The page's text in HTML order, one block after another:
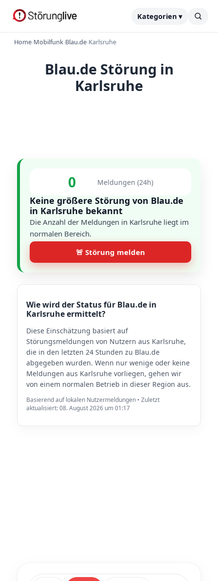
Kategorien ▾
Home›Mobilfunk›Blau.de›Karlsruhe
Blau.de Störung in
Karlsruhe
0 Meldungen (24h)
Keine größere Störung von Blau.de
in Karlsruhe bekannt
Die Anzahl der Meldungen in Karlsruhe liegt im
normalen Bereich.
🚨 Störung melden
Wie wird der Status für Blau.de in
Karlsruhe ermittelt?
Diese Einschätzung basiert auf
Störungsmeldungen von Nutzern aus Karlsruhe,
die in den letzten 24 Stunden zu Blau.de
abgegeben wurden. Wenn nur wenige oder keine
Meldungen aus Karlsruhe vorliegen, gehen wir
von einem normalen Betrieb in dieser Region aus.
Basierend auf lokalen Nutzermeldungen • Zuletzt
aktualisiert: 08. August 2026 um 01:17